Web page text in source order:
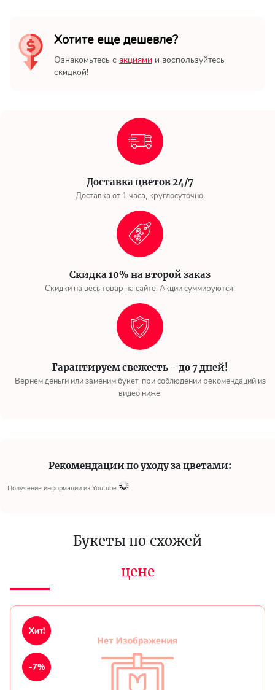
Хотите еще дешевле?
Ознакомьтесь с акциями и воспользуйтесь
скидкой!
Доставка цветов 24/7
Доставка от 1 часа, круглосуточно.
Скидка 10% на второй заказ
Скидки на весь товар на сайте. Акции суммируются!
Гарантируем свежесть - до 7 дней!
Вернем деньги или заменим букет, при соблюдении рекомендаций из
видео ниже:
Рекомендации по уходу за цветами:
Получение информации из Youtube
Букеты по схожей
цене
Хит!
-7%